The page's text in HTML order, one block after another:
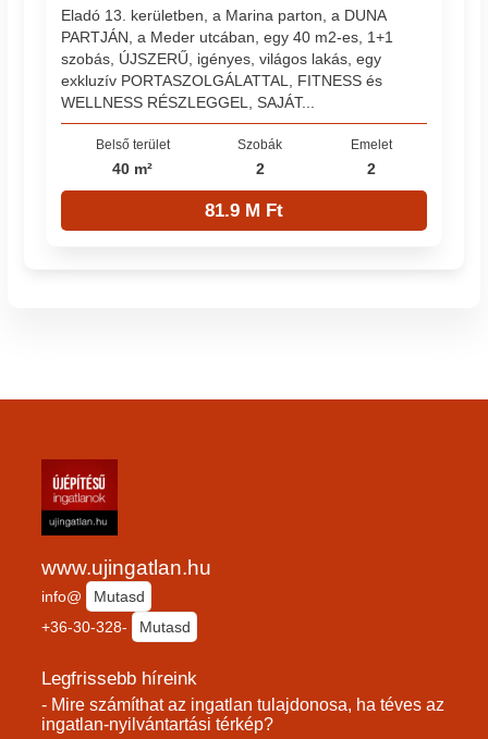
Eladó 13. kerületben, a Marina parton, a DUNA
PARTJÁN, a Meder utcában, egy 40 m2-es, 1+1
szobás, ÚJSZERŰ, igényes, világos lakás, egy
exkluzív PORTASZOLGÁLATTAL, FITNESS és
WELLNESS RÉSZLEGGEL, SAJÁT...
Belső terület
40 m²
Szobák
2
Emelet
2
81.9 M Ft
www.ujingatlan.hu
info@
Mutasd
+36-30-328-
Mutasd
Legfrissebb híreink
- Mire számíthat az ingatlan tulajdonosa, ha téves az
ingatlan-nyilvántartási térkép?